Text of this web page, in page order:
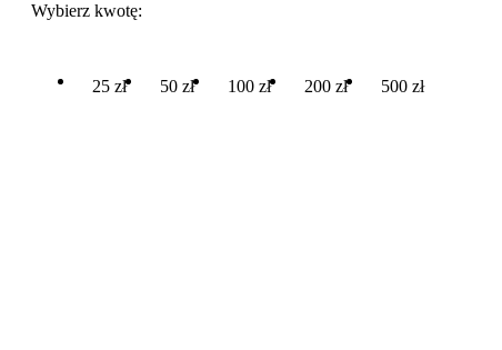
Wybierz kwotę:
25 zł 50 zł 100 zł 200 zł 500 zł